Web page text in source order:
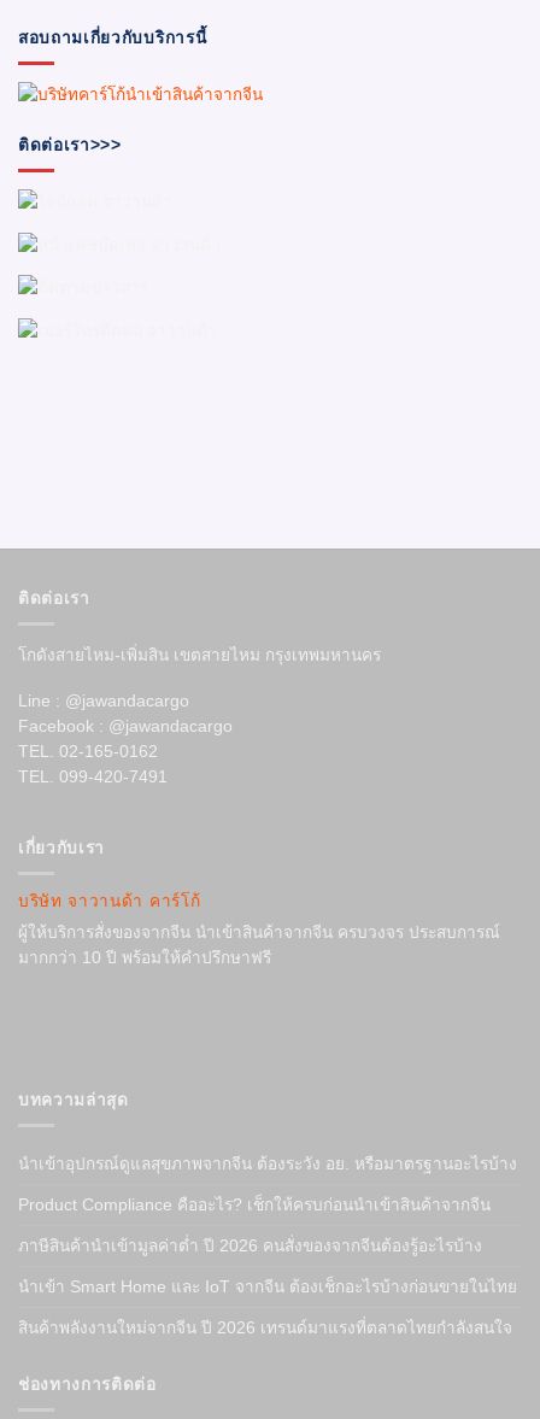
สอบถามเกี่ยวกับบริการนี้
ติดต่อเรา>>>
ติดต่อเรา
โกดังสายไหม-เพิ่มสิน เขตสายไหม กรุงเทพมหานคร
Line : @jawandacargo
Facebook : @jawandacargo
TEL. 02-165-0162
TEL. 099-420-7491
เกี่ยวกับเรา
บริษัท จาวานด้า คาร์โก้
ผู้ให้บริการสั่งของจากจีน นำเข้าสินค้าจากจีน ครบวงจร ประสบการณ์
มากกว่า 10 ปี พร้อมให้คำปรึกษาฟรี
บทความล่าสุด
นำเข้าอุปกรณ์ดูแลสุขภาพจากจีน ต้องระวัง อย. หรือมาตรฐานอะไรบ้าง
Product Compliance คืออะไร? เช็กให้ครบก่อนนำเข้าสินค้าจากจีน
ภาษีสินค้านำเข้ามูลค่าต่ำ ปี 2026 คนสั่งของจากจีนต้องรู้อะไรบ้าง
นำเข้า Smart Home และ IoT จากจีน ต้องเช็กอะไรบ้างก่อนขายในไทย
สินค้าพลังงานใหม่จากจีน ปี 2026 เทรนด์มาแรงที่ตลาดไทยกำลังสนใจ
ช่องทางการติดต่อ